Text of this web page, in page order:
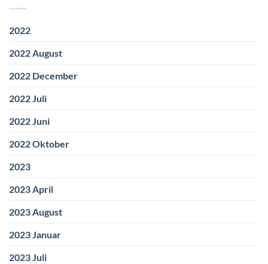
2022
2022 August
2022 December
2022 Juli
2022 Juni
2022 Oktober
2023
2023 April
2023 August
2023 Januar
2023 Juli